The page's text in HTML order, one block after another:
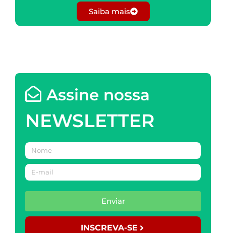
Saiba mais
Assine nossa
NEWSLETTER
Enviar
INSCREVA-SE